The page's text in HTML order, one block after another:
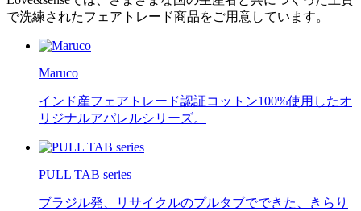
で洗練されたフェアトレード商品をご用意しています。
Maruco
インド産フェアトレード認証コットン100%使用したオ
リジナルアパレルシリーズ。
PULL TAB series
ブラジル発、リサイクルのプルタブでできた、きらり